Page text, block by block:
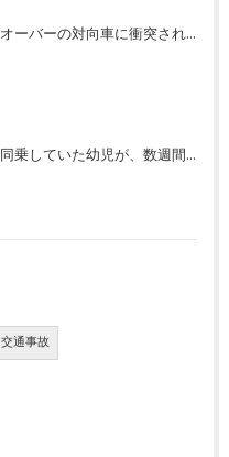
センターラインオーバーの対向車に衝突され、むち打ちを発症し、裁判所の基準で慰謝料などの損害賠償金を獲得した事案｜たおく法律事務所
追突された車に同乗していた幼児が、数週間の経過観察の後、裁判所の基準で人損の賠償金を獲得した事案｜たおく法律事務所
交通事故